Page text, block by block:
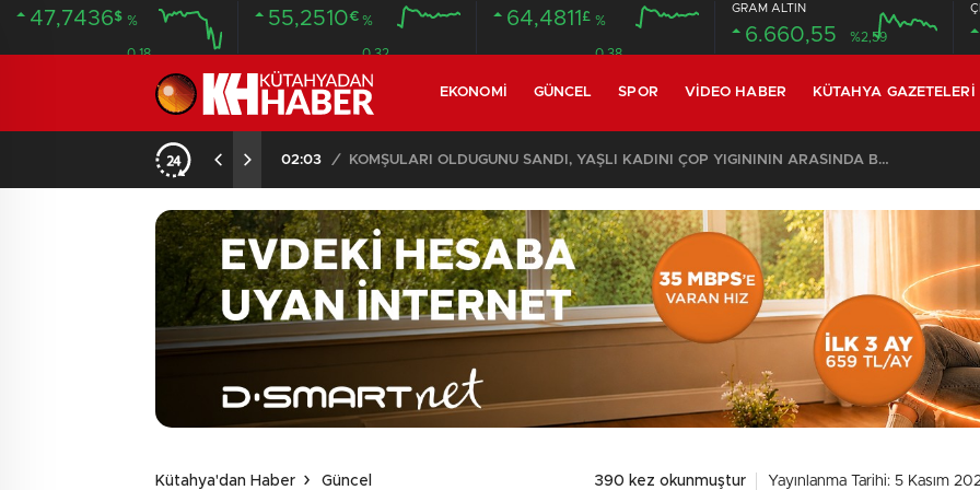
47,7436$ %
0.18
55,2510€ %
0.32
64,4811 £ %
0.38
GRAM ALTIN
6.660,55 %2,59
EKONOMI GÜNCEL SPOR VIDEO HABER KÜTAHYA GAZETELERI
02:03 / KOMŞULARI ÖLDÜĞÜNÜ SANDI, YAŞLI KADINI ÇÖP YIĞINININ ARASINDA BULUNDU
Kütahya'dan Haber Güncel 390 kez okunmuştur Yayınlanma Tarihi: 5 Kasım